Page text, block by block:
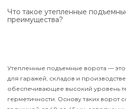
Что такое утепленные
преимущества?
Утепленные подъемные ворота —
для гаражей, складов и
обеспечивающее высокий уровень
герметичности. Основу таких ворот